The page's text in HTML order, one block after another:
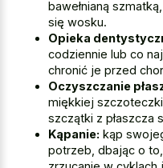
bawełnianą
się wosku.
Opieka
codziennie lub co
chronić je przed
Oczyszczanie
miękkiej
szczątki z płaszcza
Kąpanie: kąp
potrzeb, dbając o